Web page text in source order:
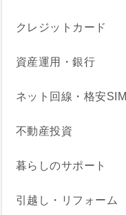
クレジットカード
資産運用・銀行
ネット回線・格安SIM
不動産投資
暮らしのサポート
引越し・リフォーム